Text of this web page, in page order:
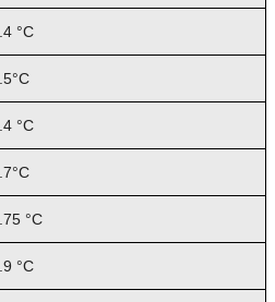
°C
°C
°C
°C